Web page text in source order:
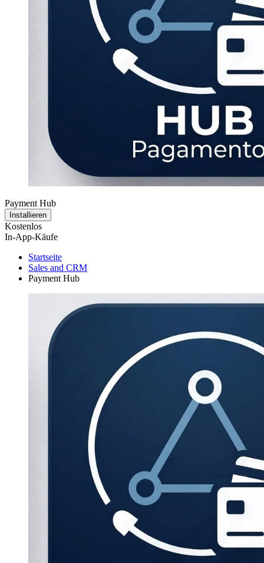
Payment Hub
Installieren
Kostenlos
In-App-Käufe
Startseite
Sales and CRM
Payment Hub